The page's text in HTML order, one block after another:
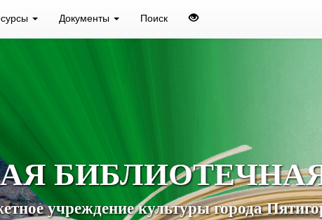
Документы Поиск
учреждение культуры города